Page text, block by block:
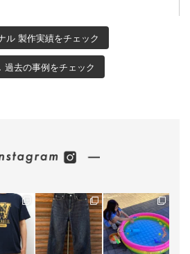
ル 製作実績をチェック
過去の事例をチェック